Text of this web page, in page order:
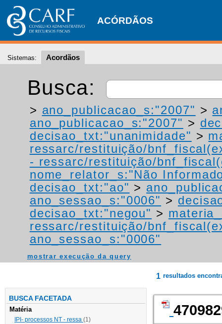
ACÓRDÃOS
Sistemas: Acordãos
Busca:
> ano_publicacao_s:"2007" >
ano_publicacao_s:"2007" >
decisao_txt:"unanimidade" >
ressarc/restituição/
- ressarc/restituição/
nome_relator_s:"Não
decisao_txt:"ao" >
ano_sessao_s:"0006" >
decisao_txt:"negou" >
ressarc/restituição/
ano_sessao_s:"0006"
mostrar execução da query
BUSCA FACETADA
Matéria
IPI- processos NT - ressa (1)
1 resultados